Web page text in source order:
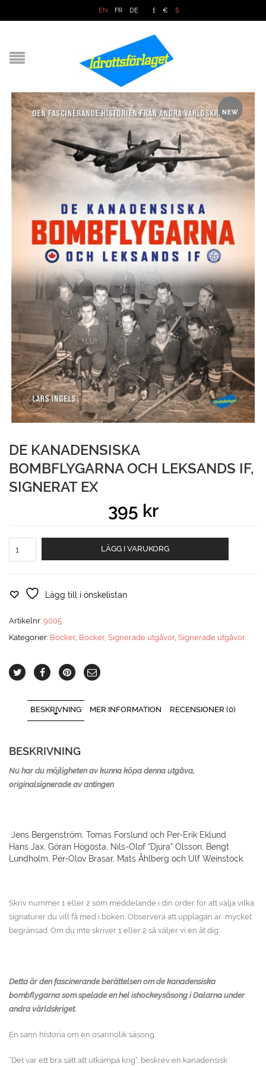
EN FR DE £ € $
NEW
DE KANADENSISKA
BOMBFLYGARNA OCH LEKSANDS IF,
SIGNERAT EX
395 kr
kanadensiska
Leksands
ex
mängd
LÄGG I VARUKORG
Lägg till i önskelistan
Artikelnr: 9005
Kategorier: Böcker, Böcker, Signerade utgåvor, Signerade utgåvor
BESKRIVNING MER INFORMATION RECENSIONER (0)
BESKRIVNING
Nu har du möjligheten av kunna köpa denna utgåva,
originalsignerade av antingen
Jens Bergenström, Tomas Forslund och Per-Erik Eklund
Hans Jax, Göran Högosta, Nils-Olof “Djura” Olsson, Bengt
Lundholm, Per-Olov Brasar, Mats Åhlberg och Ulf Weinstock.
Skriv nummer 1 eller 2 som meddelande i din order för att välja vilka
signaturer du vill få med i boken. Observera att upplagan är mycket
begränsad. Om du inte skriver 1 eller 2 så väljer vi en åt dig.
Detta är den fascinerande berättelsen om de kanadensiska
bombflygarna som spelade en hel ishockeysäsong i Dalarna under
andra världskriget.
En sann historia om en osannolik säsong.
”Det var ett bra sätt att utkämpa krig”, beskrev en kanadensisk